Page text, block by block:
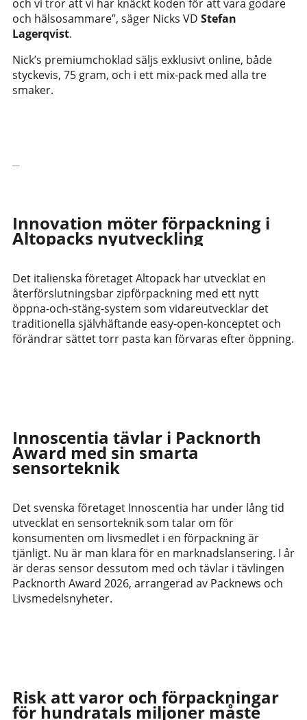
och vi tror att vi har knäckt koden för att vara godare
och hälsosammare”, säger Nicks VD Stefan
Lagerqvist.
Nick’s premiumchoklad säljs exklusivt online, både
styckevis, 75 gram, och i ett mix-pack med alla tre
smaker.
Innovation möter förpackning i
Altopacks nyutveckling
Det italienska företaget Altopack har utvecklat en
återförslutningsbar zipförpackning med ett nytt
öppna-och-stäng-system som vidareutvecklar det
traditionella självhäftande easy-open-konceptet och
förändrar sättet torr pasta kan förvaras efter öppning.
Innoscentia tävlar i Packnorth
Award med sin smarta
sensorteknik
Det svenska företaget Innoscentia har under lång tid
utvecklat en sensorteknik som talar om för
konsumenten om livsmedlet i en förpackning är
tjänligt. Nu är man klara för en marknadslansering. I år
är deras sensor dessutom med och tävlar i tävlingen
Packnorth Award 2026, arrangerad av Packnews och
Livsmedelsnyheter.
Risk att varor och förpackningar
för hundratals miljoner måste